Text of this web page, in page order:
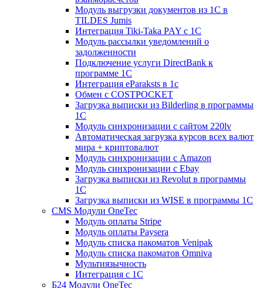
Модуль выгрузки документов из 1С в
TILDES Jumis
Интеграция Tiki-Taka PAY с 1С
Модуль рассылки уведомлений о
задолженности
Подключение услуги DirectBank к
программе 1С
Интеграция eParaksts в 1с
Обмен с COSTPOCKET
Загрузка выписки из Bilderling в программы
1C
Модуль синхронизации с сайтом 220lv
Автоматическая загрузка курсов всех валют
мира + криптовалют
Модуль синхронизации с Amazon
Модуль синхронизации с Ebay
Загрузка выписки из Revolut в программы
1C
Загрузка выписки из WISE в программы 1C
CMS Модули OneTec
Модуль оплаты Stripe
Модуль оплаты Paysera
Модуль списка пакоматов Venipak
Модуль списка пакоматов Omniva
Мультиязычность
Интеграция с 1С
Б24 Модули OneTec